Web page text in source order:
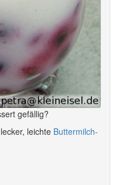
gefällig?
leichte Buttermilch-